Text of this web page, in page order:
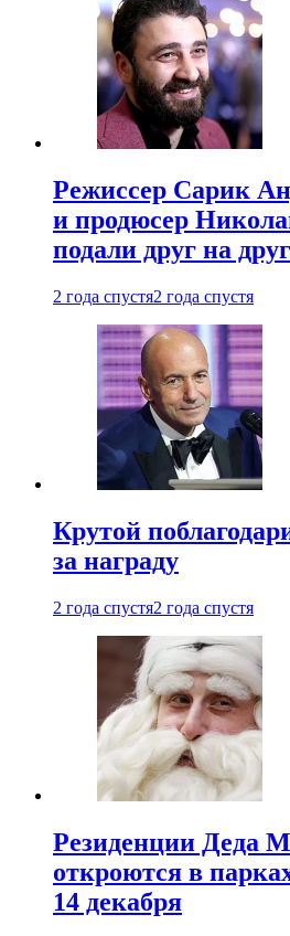
Режиссер Сарик
и продюсер
подали друг на
2 года спустя2 года спустя
Крутой
за награду
2 года спустя2 года спустя
Резиденции Деда
откроются в
14 декабря